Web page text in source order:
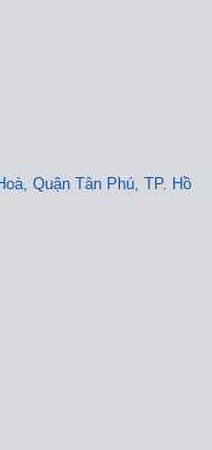
Quận Tân Phú, TP. Hồ